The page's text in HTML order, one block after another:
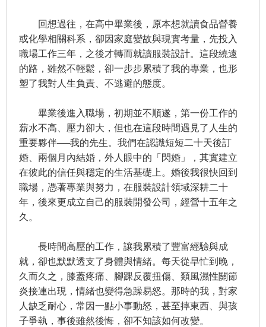
回想過往，在高中畢業後，原本想就讀食品營養
或化學相關科系，卻因家庭變故與現實考量，先投入
職場工作三年，之後才轉而就讀服裝設計。這段繞遠
的路，雖然不輕鬆，卻一步步累積了我的專業，也形
塑了我對人生負責、不逃避的態度。
畢業後進入職場，初期並不順遂，第一份工作的
薪水不高、壓力卻大，但也在這段時間遇見了人生的
重要夥伴──我的先生。我們在認識短短二十天後訂
婚、兩個月內結婚，外人眼中的「閃婚」，其實建立
在彼此的信任與穩定的生活基礎上。婚後我很快回到
職場，憑著專業與努力，在服裝設計領域深耕二十
年，後來更成立自己的服裝開發公司，經營十五年之
久。
長時間高壓的工作，讓我累積了豐富經驗與成
就，卻也默默透支了身體與情緒。每天從早忙到晚，
久而久之，膝蓋疼痛、腳踝反覆扭傷、類風濕性關節
炎接連出現，情緒也變得急躁易怒。那時的我，對家
人缺乏耐心，常因一點小事動怒，甚至摔東西、與孩
子爭執，事後雖然後悔，卻不知該如何改變。